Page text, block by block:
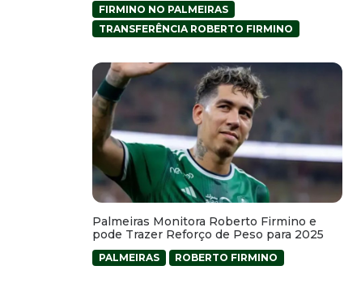
FIRMINO NO PALMEIRAS
TRANSFERÊNCIA ROBERTO FIRMINO
Palmeiras Monitora Roberto Firmino e
pode Trazer Reforço de Peso para 2025
PALMEIRAS ROBERTO FIRMINO